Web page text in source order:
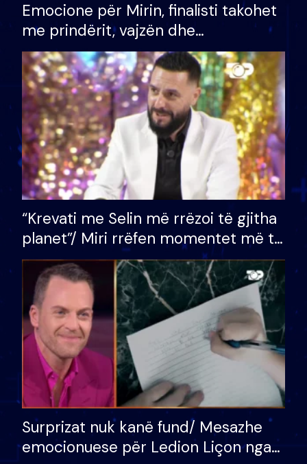
Emocione për Mirin, finalisti takohet
me prindërit, vajzën dhe
bashkëshorten: S’kemi ndonjë letër
divorci apo jo?
“Krevati me Selin më rrëzoi të gjitha
planet”/ Miri rrëfen momentet më të
bukura në shtëpinë e BB VIP: Do më
mungojë zilja e mëngjesit kur…
Surprizat nuk kanë fund/ Mesazhe
emocionuese për Ledion Liçon nga